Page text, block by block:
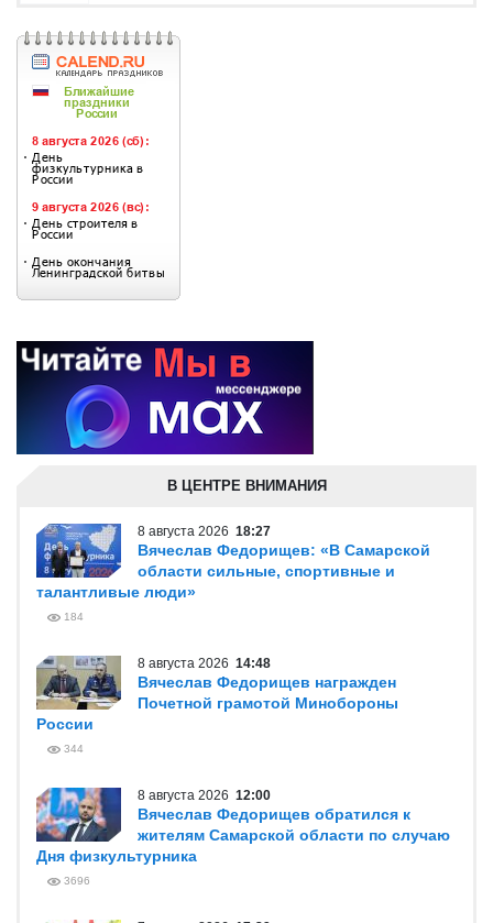
В ЦЕНТРЕ ВНИМАНИЯ
8 августа 2026 18:27
Вячеслав Федорищев: «В Самарской
области сильные, спортивные и
талантливые люди»
184
8 августа 2026 14:48
Вячеслав Федорищев награжден
Почетной грамотой Минобороны
России
344
8 августа 2026 12:00
Вячеслав Федорищев обратился к
жителям Самарской области по случаю
Дня физкультурника
3696